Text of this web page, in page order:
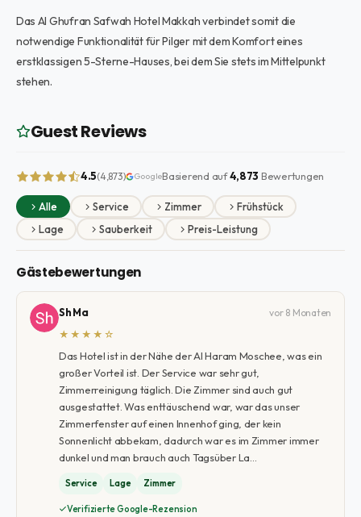
Das Al Ghufran Safwah Hotel Makkah verbindet somit die
notwendige Funktionalität für Pilger mit dem Komfort eines
erstklassigen 5-Sterne-Hauses, bei dem Sie stets im Mittelpunkt
stehen.
Guest Reviews
4.5(4,873) GoogleBasierend auf4,873 Bewertungen
Alle Service Zimmer
Frühstück
Lage
Sauberkeit Preis-Leistung
Gästebewertungen
Sh Ma
vor 8 Monaten
★★★★☆
Das Hotel ist in der Nähe der Al Haram Moschee, was ein
großer Vorteil ist. Der Service war sehr gut,
Zimmerreinigung täglich. Die Zimmer sind auch gut
ausgestattet. Was enttäuschend war, war das unser
Zimmerfenster auf einen Innenhof ging, der kein
Sonnenlicht abbekam, dadurch war es im Zimmer immer
dunkel und man brauch auch Tagsüber La…
Service Lage Zimmer
Verifizierte Google-Rezension